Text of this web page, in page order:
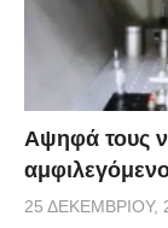
Αψηφά τους
25 ΔΕΚΕΜΒΡΊΟΥ,